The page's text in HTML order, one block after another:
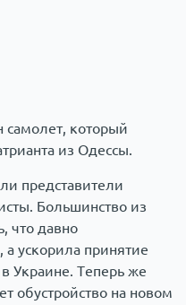
который
из Одессы.
представители
Большинство из
что давно
ускорила принятие
Украине. Теперь же
обустройство на новом